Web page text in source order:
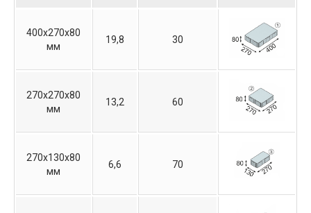
400х270х80
мм
19,8 30
270х270х80
мм
13,2 60
270х130х80
мм
6,6 70